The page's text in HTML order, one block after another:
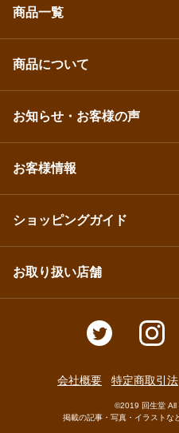
商品一覧
商品について
お知らせ・お客様の声
お客様情報
ショッピングガイド
お取り扱い店舗
会社概要 特定商取引法
©2019 回生堂 All
掲載の記事・写真・イラストな